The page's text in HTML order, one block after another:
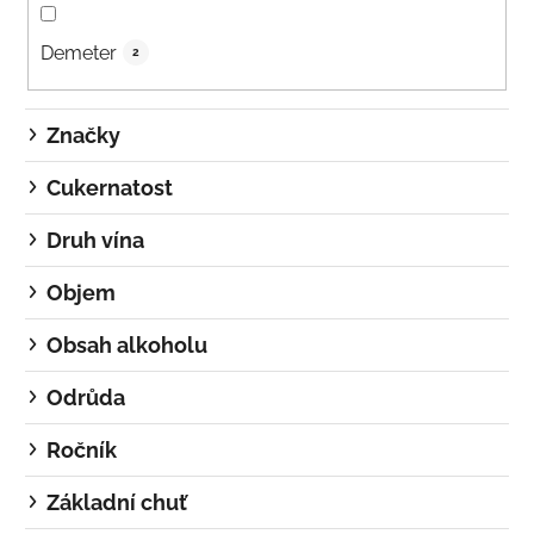
Demeter 2
Značky
Cukernatost
Druh vína
Objem
Obsah alkoholu
Odrůda
Ročník
Základní chuť